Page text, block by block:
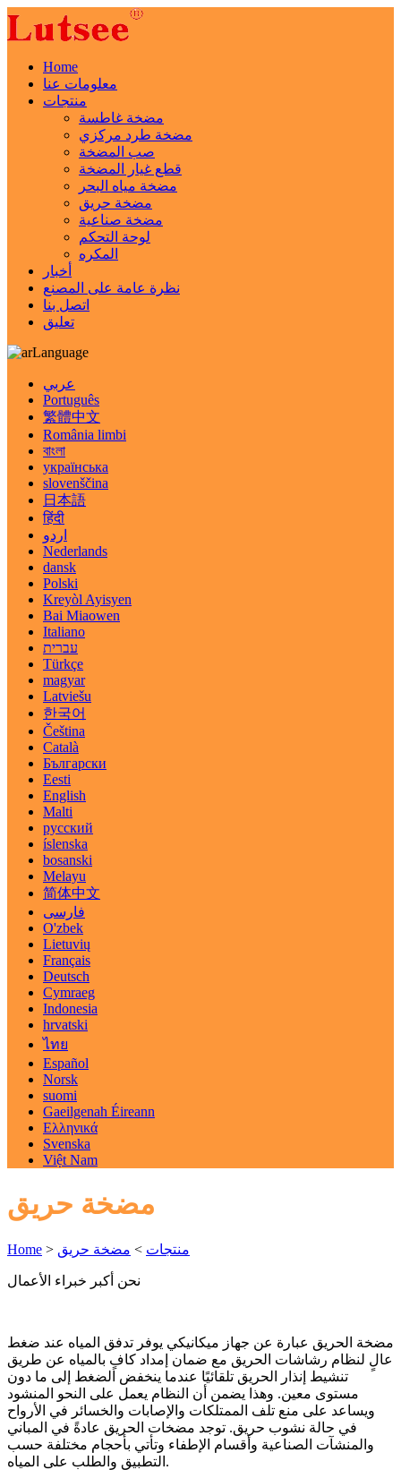
Home
معلومات عنا
منتجات
مضخة غاطسة
مضخة طرد مركزي
صب المضخة
قطع غيار المضخة
مضخة مياه البحر
مضخة حريق
مضخة صناعية
لوحة التحكم
المكره
أخبار
نظرة عامة على المصنع
اتصل بنا
تعليق
Language
عربي
Português
繁體中文
România limbi
বাংলা
українська
slovenščina
日本語
हिंदी
اردو
Nederlands
dansk
Polski
Kreyòl Ayisyen
Bai Miaowen
Italiano
עברית
Türkçe
magyar
Latviešu
한국어
Čeština
Català
Български
Eesti
English
Malti
русский
íslenska
bosanski
Melayu
简体中文
فارسی
O'zbek
Lietuvių
Français
Deutsch
Cymraeg
Indonesia
hrvatski
ไทย
Español
Norsk
suomi
Gaeilgenah Éireann
Ελληνικά
Svenska
Việt Nam
مضخة حريق
Home > منتجات > مضخة حريق
نحن أكبر خبراء الأعمال
مضخة الحريق عبارة عن جهاز ميكانيكي يوفر تدفق المياه عند ضغط
عالٍ لنظام رشاشات الحريق مع ضمان إمداد كافٍ بالمياه عن طريق
تنشيط إنذار الحريق تلقائيًا عندما ينخفض ​​الضغط إلى ما دون
مستوى معين. وهذا يضمن أن النظام يعمل على النحو المنشود
ويساعد على منع تلف الممتلكات والإصابات والخسائر في الأرواح
في حالة نشوب حريق. توجد مضخات الحريق عادةً في المباني
والمنشآت الصناعية وأقسام الإطفاء وتأتي بأحجام مختلفة حسب
التطبيق والطلب على المياه.